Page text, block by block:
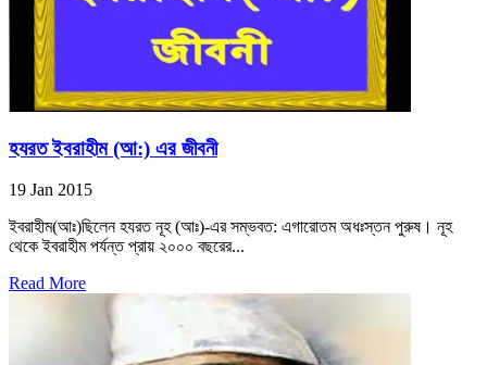
হযরত ইবরাহীম (আ:) এর জীবনী
19 Jan 2015
ইবরাহীম(আঃ)ছিলেন হযরত নূহ (আঃ)-এর সম্ভবত: এগারোতম অধঃস্তন পুরুষ। নূহ
থেকে ইবরাহীম পর্যন্ত প্রায় ২০০০ বছরের...
Read More